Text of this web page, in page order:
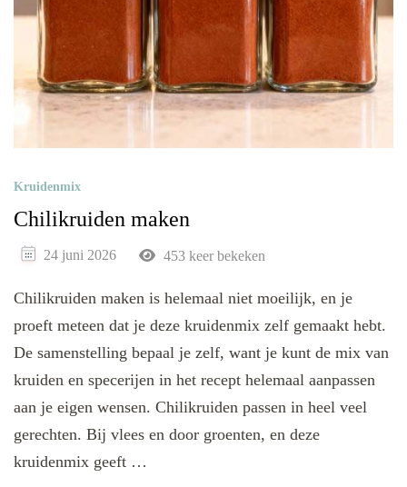
Kruidenmix
Chilikruiden maken
24 juni 2026 453 keer bekeken
Chilikruiden maken is helemaal niet moeilijk, en je
proeft meteen dat je deze kruidenmix zelf gemaakt hebt.
De samenstelling bepaal je zelf, want je kunt de mix van
kruiden en specerijen in het recept helemaal aanpassen
aan je eigen wensen. Chilikruiden passen in heel veel
gerechten. Bij vlees en door groenten, en deze
kruidenmix geeft …